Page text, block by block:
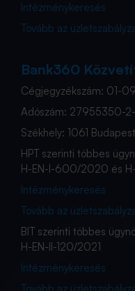
Intézménykeresés
Tovább az
Bank360
Cégjegyzékszám: 01-
Adószám: 27955350-
Székhely: 1061
HPT szerinti többes
H-EN-I-600/2020 és
Intézménykeresés
Tovább az
BIT szerinti többes
H-EN-II-120/2021
Intézménykeresés